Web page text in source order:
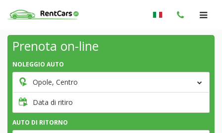
Prenota on-line
NOLEGGIO AUTO
Opole, Centro
Data di ritiro
AUTO DI RITORNO